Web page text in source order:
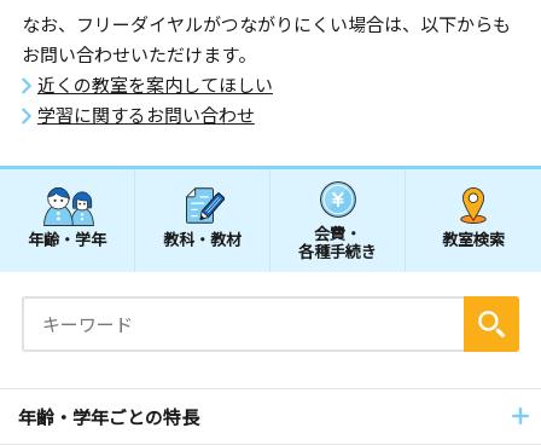
なお、フリーダイヤルがつながりにくい場合は、以下からも
お問い合わせいただけます。
近くの教室を案内してほしい
学習に関するお問い合わせ
年齢・学年 教科・教材 会費・
各種手続き
教室検索
年齢・学年ごとの特長